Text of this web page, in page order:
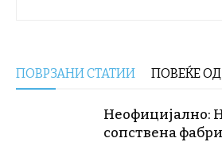
ПОВРЗАНИ СТАТИИ ПОВЕЌЕ
Неофицијално:
сопствена